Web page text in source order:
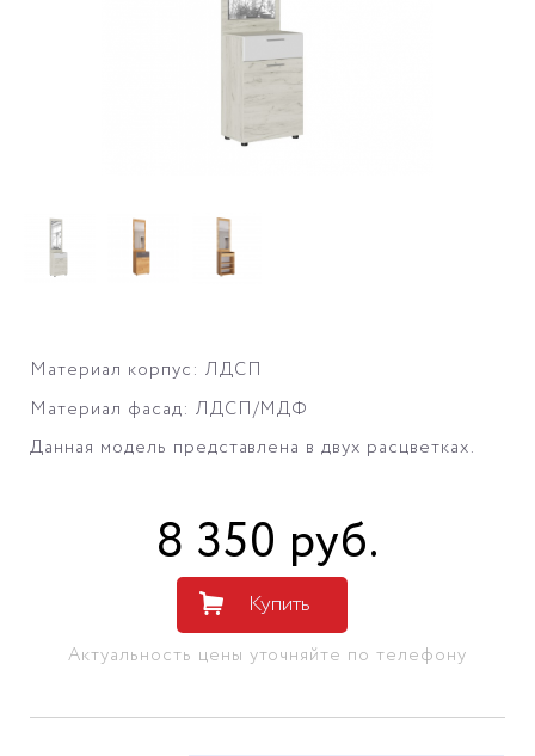
Материал корпус: ЛДСП
Материал фасад: ЛДСП/МДФ
Данная модель представлена в двух расцветках.
8 350 руб.
Купить
Актуальность цены уточняйте по телефону